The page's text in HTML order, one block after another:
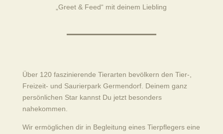
„Greet & Feed“ mit deinem Liebling
Über 120 faszinierende Tierarten bevölkern den Tier-,
Freizeit- und Saurierpark Germendorf. Deinem ganz
persönlichen Star kannst Du jetzt besonders
nahekommen.
Wir ermöglichen dir in Begleitung eines Tierpflegers eine